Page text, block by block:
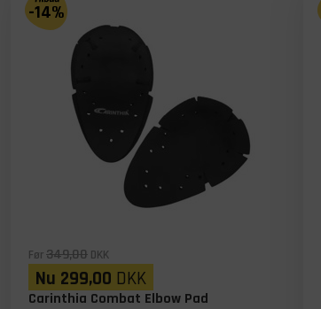
-14%
Før349,00 DKK
Nu 299,00 DKK
Carinthia Combat Elbow Pad